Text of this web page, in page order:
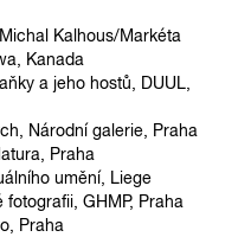
Kalhous/Markéta
Kanada
a jeho hostů, DUUL,
Národní galerie, Praha
Praha
umění, Liege
GHMP, Praha
Praha